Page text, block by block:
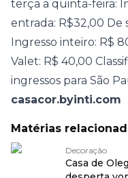
terça a quinta-feira:
entrada: R$32,00 De
Ingresso inteiro: R$
Valet: R$ 40,00
ingressos para São
casacor.byinti.com
Matérias
Decoração
Casa de